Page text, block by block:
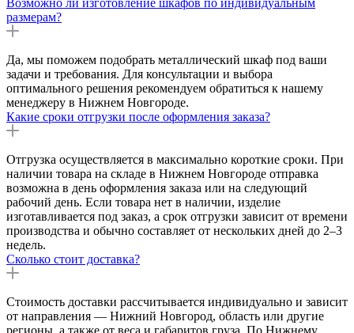
Возможно ли изготовление шкафов по индивидуальным
размерам?
Да, мы поможем подобрать металлический шкаф под ваши
задачи и требования. Для консультации и выбора
оптимального решения рекомендуем обратиться к нашему
менеджеру в Нижнем Новгороде.
Какие сроки отгрузки после оформления заказа?
Отгрузка осуществляется в максимально короткие сроки. При
наличии товара на складе в Нижнем Новгороде отправка
возможна в день оформления заказа или на следующий
рабочий день. Если товара нет в наличии, изделие
изготавливается под заказ, а срок отгрузки зависит от времени
производства и обычно составляет от нескольких дней до 2–3
недель.
Сколько стоит доставка?
Стоимость доставки рассчитывается индивидуально и зависит
от направления — Нижний Новгород, область или другие
регионы, а также от веса и габаритов груза. По Нижнему